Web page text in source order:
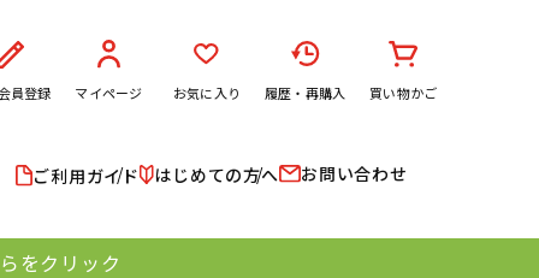
員登録 マイページ お気に入り 履歴・再購入 買い物かご
ご利用ガイド はじめての方へ お問い合わせ
をクリック